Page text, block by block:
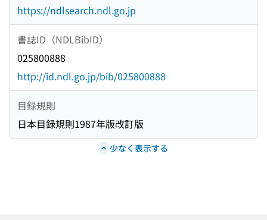
https://ndlsearch.ndl.go.jp
書誌ID（NDLBibID）
025800888
http://id.ndl.go.jp/bib/025800888
目録規則
日本目録規則1987年版改訂版
少なく表示する